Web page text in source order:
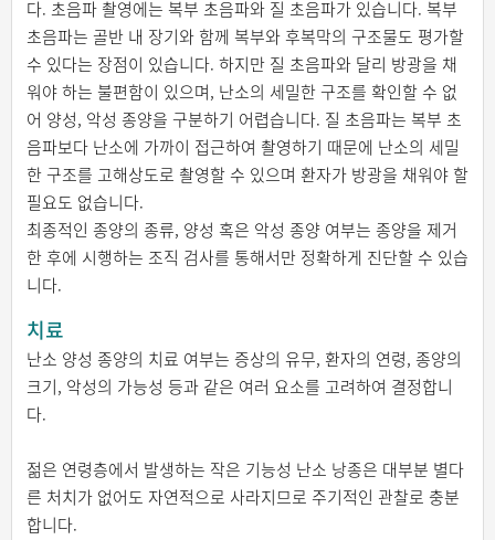
다. 초음파 촬영에는 복부 초음파와 질 초음파가 있습니다. 복부
초음파는 골반 내 장기와 함께 복부와 후복막의 구조물도 평가할
수 있다는 장점이 있습니다. 하지만 질 초음파와 달리 방광을 채
워야 하는 불편함이 있으며, 난소의 세밀한 구조를 확인할 수 없
어 양성, 악성 종양을 구분하기 어렵습니다. 질 초음파는 복부 초
음파보다 난소에 가까이 접근하여 촬영하기 때문에 난소의 세밀
한 구조를 고해상도로 촬영할 수 있으며 환자가 방광을 채워야 할
필요도 없습니다.
최종적인 종양의 종류, 양성 혹은 악성 종양 여부는 종양을 제거
한 후에 시행하는 조직 검사를 통해서만 정확하게 진단할 수 있습
니다.
치료
난소 양성 종양의 치료 여부는 증상의 유무, 환자의 연령, 종양의
크기, 악성의 가능성 등과 같은 여러 요소를 고려하여 결정합니
다.
젊은 연령층에서 발생하는 작은 기능성 난소 낭종은 대부분 별다
른 처치가 없어도 자연적으로 사라지므로 주기적인 관찰로 충분
합니다.